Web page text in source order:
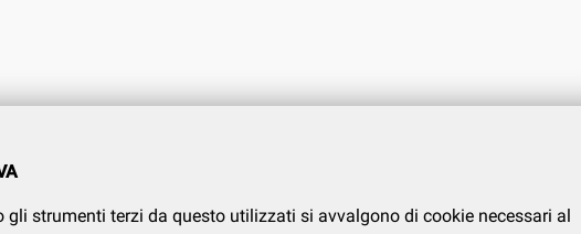
CLIENTI
Privacy
gli strumenti terzi da questo utilizzati si avvalgono di cookie necessari al